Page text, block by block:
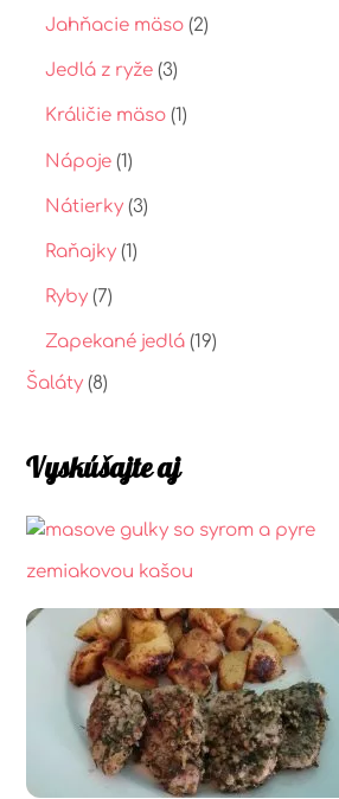
Jahňacie mäso(2)
Jedlá z ryže(3)
Králičie mäso(1)
Nápoje(1)
Nátierky(3)
Raňajky(1)
Ryby(7)
Zapekané jedlá(19)
Šaláty (8)
Vyskúšajte aj
zemiakovou kašou